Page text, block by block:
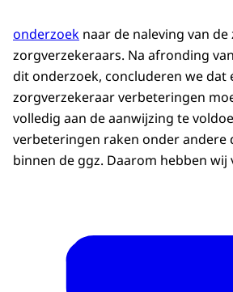
onderzoek naar de naleving van
zorgverzekeraars. Na afronding
dit onderzoek, concluderen we dat
zorgverzekeraar verbeteringen
volledig aan de aanwijzing te
verbeteringen raken onder andere
binnen de ggz. Daarom hebben